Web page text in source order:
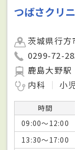
つばさクリ
茨城県行方
0299-72-
鹿島大野駅
内科
小
時間
09:00～12:00
13:30～17:00